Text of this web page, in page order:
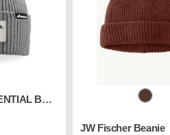
NORDICA ESSENTIAL BEANIE Grå
JW Fischer Beanie